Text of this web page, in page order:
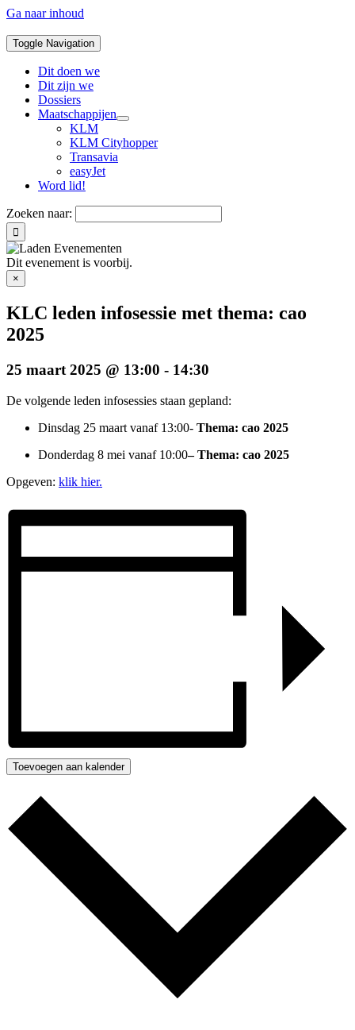
Ga naar inhoud
Toggle Navigation
Dit doen we
Dit zijn we
Dossiers
Maatschappijen
KLM
KLM Cityhopper
Transavia
easyJet
Word lid!
Zoeken naar:
Dit evenement is voorbij.
×
KLC leden infosessie met thema: cao
2025
25 maart 2025 @ 13:00 - 14:30
De volgende leden infosessies staan gepland:
Dinsdag 25 maart vanaf 13:00- Thema: cao 2025
Donderdag 8 mei vanaf 10:00–Thema: cao 2025
Opgeven: klik hier.
Toevoegen aan kalender